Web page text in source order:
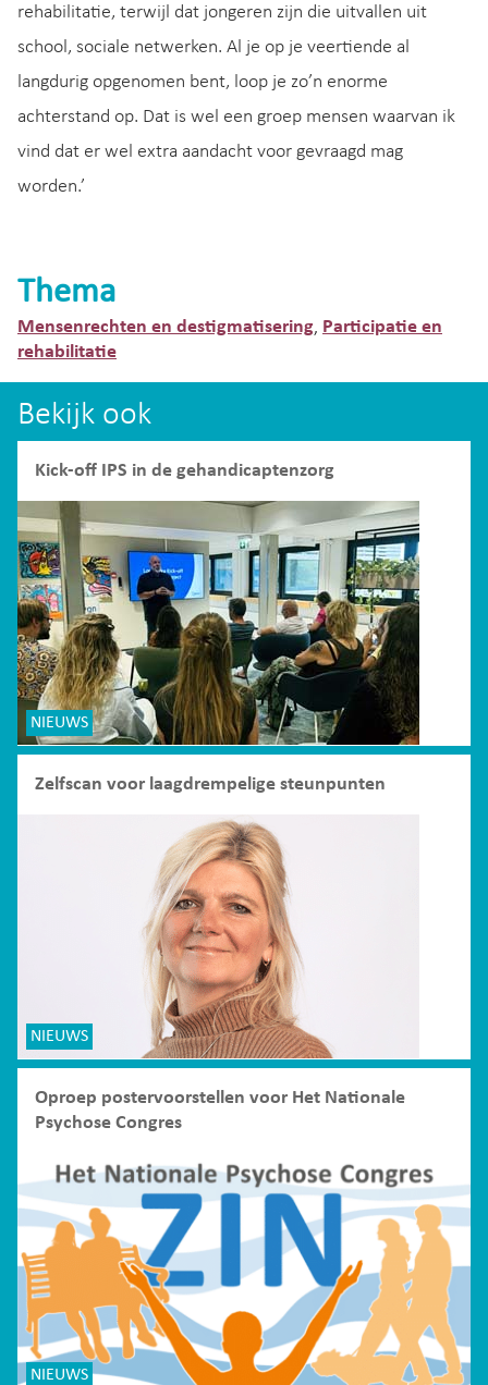
rehabilitatie, terwijl dat jongeren zijn die uitvallen uit
school, sociale netwerken. Al je op je veertiende al
langdurig opgenomen bent, loop je zo’n enorme
achterstand op. Dat is wel een groep mensen waarvan ik
vind dat er wel extra aandacht voor gevraagd mag
worden.’
Thema
Mensenrechten en destigmatisering, Participatie en
rehabilitatie
Bekijk ook
Kick-off IPS in de gehandicaptenzorg
NIEUWS
Zelfscan voor laagdrempelige steunpunten
NIEUWS
Oproep postervoorstellen voor Het Nationale
Psychose Congres
NIEUWS